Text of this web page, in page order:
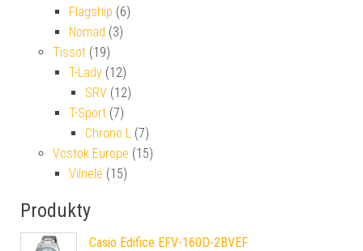
Flagship (6)
Nomad (3)
Tissot (19)
T-Lady (12)
SRV (12)
T-Sport (7)
Chrono L (7)
Vostok Europe (15)
Vilnelé (15)
Produkty
Casio Edifice EFV-160D-2BVEF